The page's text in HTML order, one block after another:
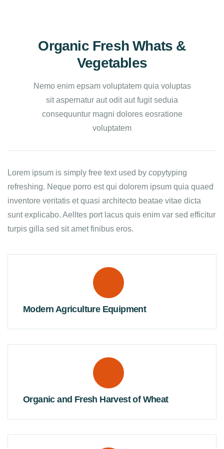
Organic Fresh Whats &
Vegetables
Nemo enim epsam voluptatem quia voluptas
sit aspernatur aut odit aut fugit seduia
consequuntur magni dolores eosratione
voluptatem
Lorem ipsum is simply free text used by copytyping
refreshing. Neque porro est qui dolorem ipsum quia quaed
inventore veritatis et quasi architecto beatae vitae dicta
sunt explicabo. Aelltes port lacus quis enim var sed efficitur
turpis gilla sed sit amet finibus eros.
Modern Agriculture Equipment
Organic and Fresh Harvest of Wheat